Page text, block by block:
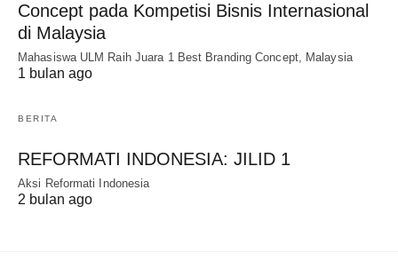
Concept pada Kompetisi Bisnis Internasional
di Malaysia
Mahasiswa ULM Raih Juara 1 Best Branding Concept, Malaysia
1 bulan ago
BERITA
REFORMATI INDONESIA: JILID 1
Aksi Reformati Indonesia
2 bulan ago